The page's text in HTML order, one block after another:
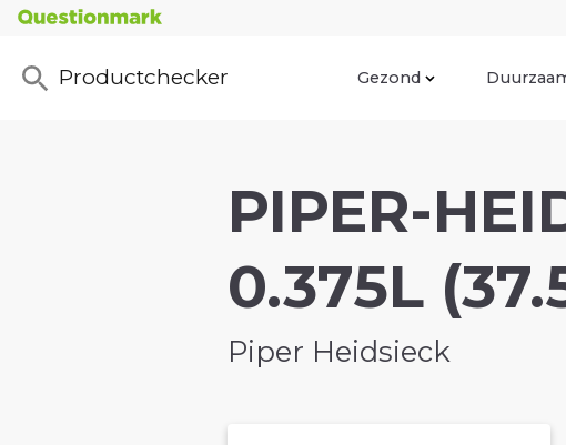
Productchecker Gezond
PIPER-
0.375L
Piper Heidsieck